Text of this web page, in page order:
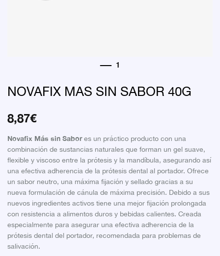
NOVAFIX MAS SIN SABOR 40G
8,87€
Novafix Más sin Sabores un práctico producto con una
combinación de sustancias naturales que forman un gel suave,
flexible y viscoso entre la prótesis y la mandíbula, asegurando así
una efectiva adherencia de la prótesis dental al portador. Ofrece
un sabor neutro, una máxima fijación y sellado gracias a su
nueva formulación de cánula de máxima precisión. Debido a sus
nuevos ingredientes activos tiene una mejor fijación prolongada
con resistencia a alimentos duros y bebidas calientes. Creada
especialmente para asegurar una efectiva adherencia de la
prótesis dental del portador, recomendada para problemas de
salivación.